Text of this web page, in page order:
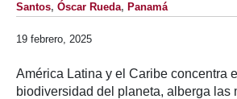
Santos, Óscar Rueda, Panamá
19 febrero, 2025
América Latina y el Caribe concentra
biodiversidad del planeta, alberga las